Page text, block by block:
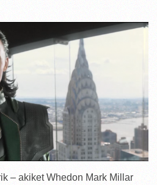
– akiket Whedon Mark Millar